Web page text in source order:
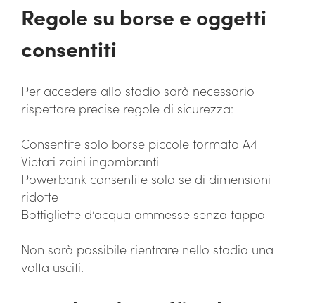
Regole su borse e oggetti
consentiti
Per accedere allo stadio sarà necessario
rispettare precise regole di sicurezza:
Consentite solo borse piccole formato A4
Vietati zaini ingombranti
Powerbank consentite solo se di dimensioni
ridotte
Bottigliette d’acqua ammesse senza tappo
Non sarà possibile rientrare nello stadio una
volta usciti.